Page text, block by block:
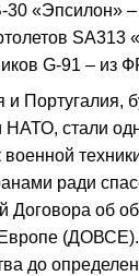
30 «Эпсилон»
SA313
G-91 – из
Португалия,
стали
ради
Договора об
(ДОВСЕ).
до